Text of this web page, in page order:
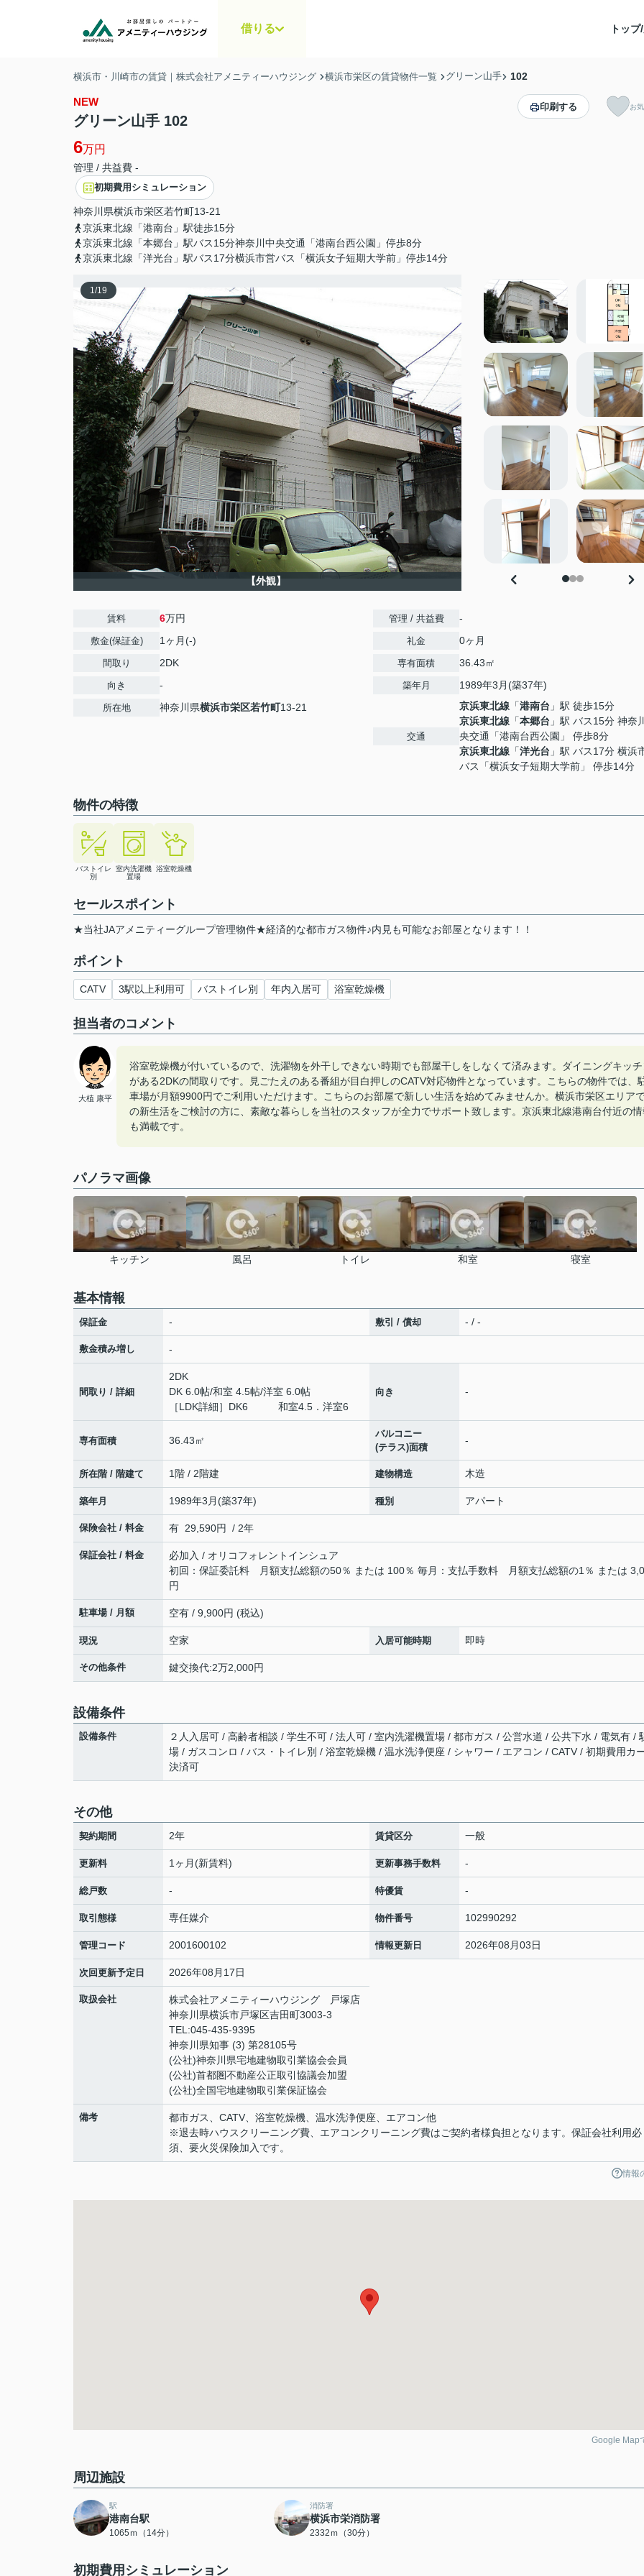
借りる トップ/
横浜市・川崎市の賃貸｜株式会社アメニティーハウジング 横浜市栄区の賃貸物件一覧 グリーン山手 102
NEW
グリーン山手 102
6万円
管理 / 共益費 -
初期費用シミュレーション
神奈川県横浜市栄区若竹町13-21
京浜東北線「港南台」駅徒歩15分
京浜東北線「本郷台」駅バス15分神奈川中央交通「港南台西公園」停歩8分
京浜東北線「洋光台」駅バス17分横浜市営バス「横浜女子短期大学前」停歩14分
印刷する お
1/19
【外観】
賃料 6万円
敷金(保証金) 1ヶ月(-)
間取り 2DK
向き -
所在地 神奈川県横浜市栄区若竹町13-21
管理 / 共益費 -
礼金 0ヶ月
専有面積 36.43㎡
築年月 1989年3月(築37年)
交通
京浜東北線 「港南台 」駅 徒歩15分
京浜東北線 「本郷台 」駅 バス15分 神奈
央交通「港南台西公園」 停歩8分
京浜東北線 「洋光台 」駅 バス17分 横浜
バス「横浜女子短期大学前」 停歩14分
物件の特徴
バストイレ
別
室内洗濯機
置場
浴室乾燥機
セールスポイント
★当社JAアメニティーグループ管理物件★経済的な都市ガス物件♪内見も可能なお部屋となります！！
ポイント
CATV 3駅以上利用可 バストイレ別 年内入居可 浴室乾燥機
担当者のコメント
大植 康平
浴室乾燥機が付いているので、洗濯物を外干しできない時期でも部屋干しをしなくて済みます。ダイニングキッ
がある2DKの間取りです。見ごたえのある番組が目白押しのCATV対応物件となっています。こちらの物件では、
車場が月額9900円でご利用いただけます。こちらのお部屋で新しい生活を始めてみませんか。横浜市栄区エリア
の新生活をご検討の方に、素敵な暮らしを当社のスタッフが全力でサポート致します。京浜東北線港南台付近の
も満載です。
パノラマ画像
キッチン 風呂 トイレ 和室 寝室
基本情報
保証金 - 敷引 / 償却 - / -
敷金積み増し -
間取り / 詳細
2DK
DK 6.0帖/和室 4.5帖/洋室 6.0帖
［LDK詳細］DK6 和室4.5．洋室6
向き -
専有面積 36.43㎡
バルコニー
(テラス)面積
-
所在階 / 階建て 1階 / 2階建 建物構造 木造
築年月 1989年3月(築37年) 種別 アパート
保険会社 / 料金 有 29,590円 / 2年
保証会社 / 料金
必加入 / オリコフォレントインシュア
初回：保証委託料 月額支払総額の50％ または 100％ 毎月：支払手数料 月額支払総額の1％ または
円
駐車場 / 月額 空有 / 9,900円 (税込)
現況 空家 入居可能時期 即時
その他条件 鍵交換代:2万2,000円
設備条件
設備条件
２人入居可 / 高齢者相談 / 学生不可 / 法人可 / 室内洗濯機置場 / 都市ガス / 公営水道 / 公共下水 / 電気有 /
場 / ガスコンロ / バス・トイレ別 / 浴室乾燥機 / 温水洗浄便座 / シャワー / エアコン / CATV / 初期費用カ
決済可
その他
契約期間 2年 賃貸区分 一般
更新料 1ヶ月(新賃料) 更新事務手数料 -
総戸数 - 特優賃 -
取引態様 専任媒介 物件番号 102990292
管理コード 2001600102 情報更新日 2026年08月03日
次回更新予定日 2026年08月17日
取扱会社
株式会社アメニティーハウジング 戸塚店
神奈川県横浜市戸塚区吉田町3003-3
TEL:045-435-9395
神奈川県知事 (3) 第28105号
(公社)神奈川県宅地建物取引業協会会員
(公社)首都圏不動産公正取引協議会加盟
(公社)全国宅地建物取引業保証協会
備考
都市ガス、CATV、浴室乾燥機、温水洗浄便座、エアコン他
※退去時ハウスクリーニング費、エアコンクリーニング費はご契約者様負担となります。保証会社利用必
須、要火災保険加入です。
情報
Google Map
周辺施設
駅
港南台駅
1065ｍ（14分）
消防署
横浜市栄消防署
2332ｍ（30分）
初期費用シミュレーション